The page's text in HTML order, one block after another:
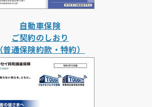
自動車保険
ご契約のしおり
（普通保険約款・特約）